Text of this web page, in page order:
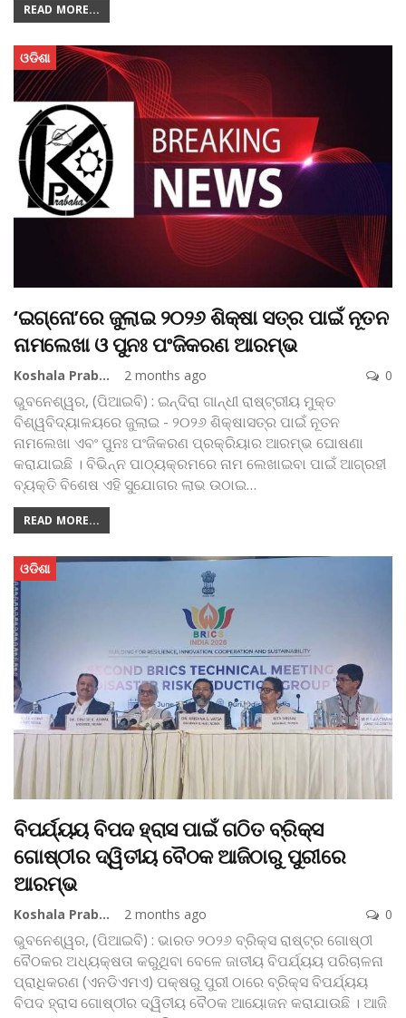
READ MORE...
ଓଡିଶା
‘ଇଗ୍ନୋ’ରେ ଜୁଲାଇ ୨୦୨୬ ଶିକ୍ଷା ସତ୍ର ପାଇଁ ନୂତନ
ନାମଲେଖା ଓ ପୁନଃ ପଂଜିକରଣ ଆରମ୍ଭ
Koshala Prabaha 2 months ago 0
ଭୁବନେଶ୍ୱର, (ପିଆଇବି) : ଇନ୍ଦିରା ଗାନ୍ଧୀ ରାଷ୍ଟ୍ରୀୟ ମୁକ୍ତ
ବିଶ୍ୱବିଦ୍ୟାଳୟରେ ଜୁଲାଇ - ୨୦୨୬ ଶିକ୍ଷାସତ୍ର ପାଇଁ ନୂତନ
ନାମଲେଖା ଏବଂ ପୁନଃ ପଂଜିକରଣ ପ୍ରକ୍ରିୟାର ଆରମ୍ଭ ଘୋଷଣା
କରାଯାଇଛି । ବିଭିନ୍ନ ପାଠ୍ୟକ୍ରମରେ ନାମ ଲେଖାଇବା ପାଇଁ ଆଗ୍ରହୀ
ବ୍ୟକ୍ତି ବିଶେଷ ଏହି ସୁଯୋଗର ଲାଭ ଉଠାଇ…
READ MORE...
ଓଡିଶା
ବିପର୍ଯ୍ୟୟ ବିପଦ ହ୍ରାସ ପାଇଁ ଗଠିତ ବ୍ରିକ୍ସ
ଗୋଷ୍ଠୀର ଦ୍ୱିତୀୟ ବୈଠକ ଆଜିଠାରୁ ପୁରୀରେ
ଆରମ୍ଭ
Koshala Prabaha 2 months ago 0
ଭୁବନେଶ୍ୱର, (ପିଆଇବି) : ଭାରତ ୨୦୨୬ ବ୍ରିକ୍ସ ରାଷ୍ଟ୍ର ଗୋଷ୍ଠୀ
ବୈଠକର ଅଧ୍ୟକ୍ଷତା କରୁଥିବା ବେଳେ ଜାତୀୟ ବିପର୍ଯ୍ୟୟ ପରିଚାଳନା
ପ୍ରାଧିକରଣ (ଏନଡିଏମଏ) ପକ୍ଷରୁ ପୁରୀ ଠାରେ ବ୍ରିକ୍ସ ବିପର୍ଯ୍ୟୟ
ବିପଦ ହ୍ରାସ ଗୋଷ୍ଠୀର ଦ୍ୱିତୀୟ ବୈଠକ ଆୟୋଜନ କରାଯାଉଛି । ଆଜି